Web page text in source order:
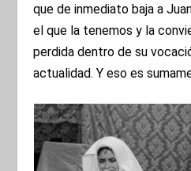
que de inmediato baja a
el que la tenemos y la
perdida dentro de su
actualidad. Y eso es